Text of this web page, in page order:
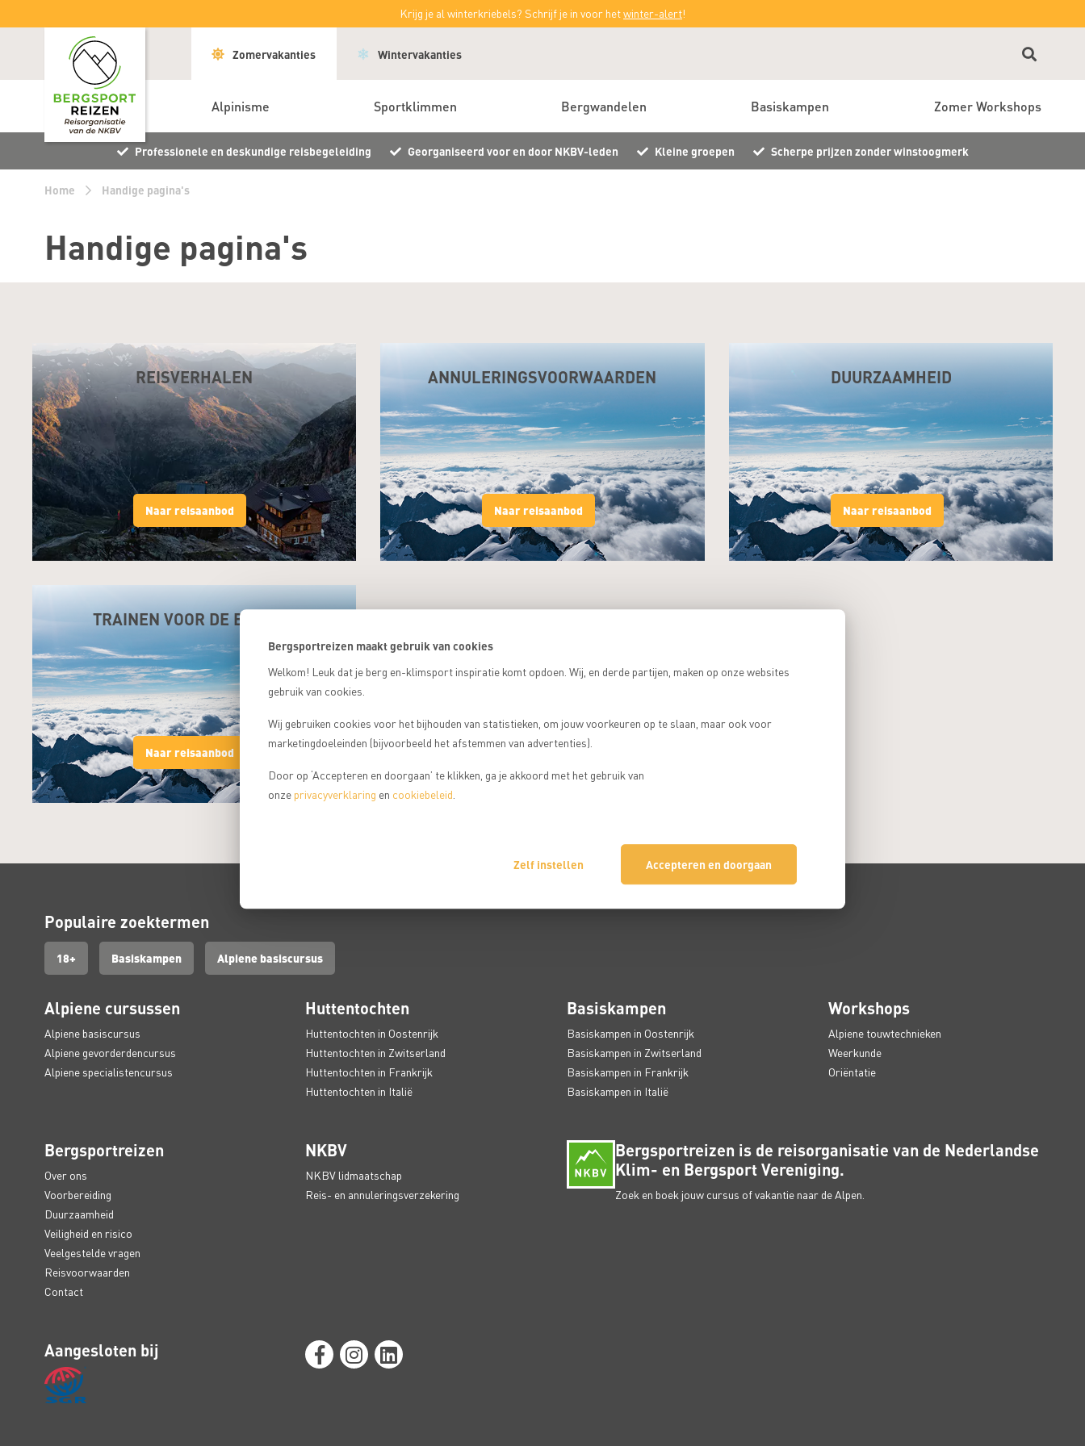
Bergsportreizen maakt gebruik van cookies
Welkom! Leuk dat je berg en-klimsport inspiratie komt opdoen. Wij, en derde partijen, maken op onze websites
gebruik van cookies.
Wij gebruiken cookies voor het bijhouden van statistieken, om jouw voorkeuren op te slaan, maar ook voor
marketingdoeleinden (bijvoorbeeld het afstemmen van advertenties).
Door op ‘Accepteren en doorgaan’ te klikken, ga je akkoord met het gebruik van
onze privacyverklaring en cookiebeleid
Zelf instellen Accepteren en doorgaan
Krijg je al winterkriebels? Schrijf je in voor hetwinter-alert!
Zomervakanties Wintervakanties
Alpinisme Sportklimmen Bergwandelen Basiskampen Zomer Workshops
Professionele en deskundige reisbegeleiding Georganiseerd voor en door NKBV-leden Kleine groepen Scherpe prijzen zonder winstoogmerk
Home Handige pagina's
Handige pagina's
REISVERHALEN
Naar reisaanbod
ANNULERINGSVOORWAARDEN
Naar reisaanbod
DUURZAAMHEID
Naar reisaanbod
TRAINEN VOOR DE BERGEN
Naar reisaanbod
Populaire zoektermen
18+ Basiskampen Alpiene basiscursus
Alpiene cursussen
Alpiene basiscursus
Alpiene gevorderdencursus
Alpiene specialistencursus
Huttentochten
Huttentochten in Oostenrijk
Huttentochten in Zwitserland
Huttentochten in Frankrijk
Huttentochten in Italië
Basiskampen
Basiskampen in Oostenrijk
Basiskampen in Zwitserland
Basiskampen in Frankrijk
Basiskampen in Italië
Workshops
Alpiene touwtechnieken
Weerkunde
Oriëntatie
Bergsportreizen
Over ons
Voorbereiding
Duurzaamheid
Veiligheid en risico
Veelgestelde vragen
Reisvoorwaarden
Contact
NKBV
NKBV lidmaatschap
Reis- en annuleringsverzekering
Bergsportreizen is de reisorganisatie van de Nederlandse
Klim- en Bergsport Vereniging.
Zoek en boek jouw cursus of vakantie naar de Alpen.
Aangesloten bij